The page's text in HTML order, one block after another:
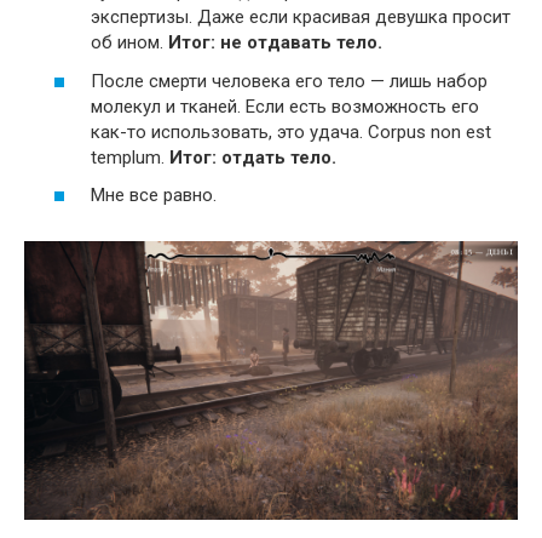
экспертизы. Даже если красивая девушка просит
об ином. Итог: не отдавать тело.
После смерти человека его тело — лишь набор
молекул и тканей. Если есть возможность его
как-то использовать, это удача. Corpus non est
templum. Итог: отдать тело.
Мне все равно.